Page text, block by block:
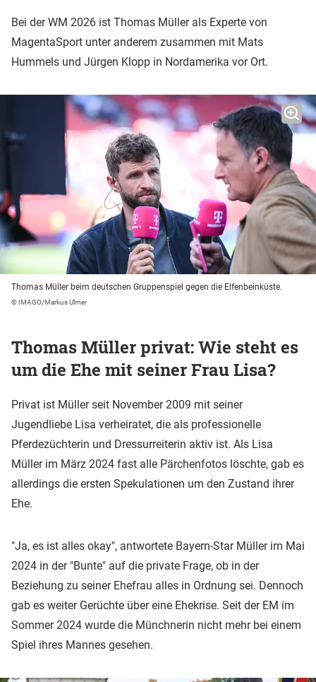
Bei der WM 2026 ist Thomas Müller als Experte von
MagentaSport unter anderem zusammen mit Mats
Hummels und Jürgen Klopp in Nordamerika vor Ort.
Thomas Müller beim deutschen Gruppenspiel gegen die Elfenbeinküste.
© IMAGO/Markus Ulmer
Thomas Müller privat: Wie steht es
um die Ehe mit seiner Frau Lisa?
Privat ist Müller seit November 2009 mit seiner
Jugendliebe Lisa verheiratet, die als professionelle
Pferdezüchterin und Dressurreiterin aktiv ist. Als Lisa
Müller im März 2024 fast alle Pärchenfotos löschte, gab es
allerdings die ersten Spekulationen um den Zustand ihrer
Ehe.
"Ja, es ist alles okay", antwortete Bayern-Star Müller im Mai
2024 in der "Bunte" auf die private Frage, ob in der
Beziehung zu seiner Ehefrau alles in Ordnung sei. Dennoch
gab es weiter Gerüchte über eine Ehekrise. Seit der EM im
Sommer 2024 wurde die Münchnerin nicht mehr bei einem
Spiel ihres Mannes gesehen.